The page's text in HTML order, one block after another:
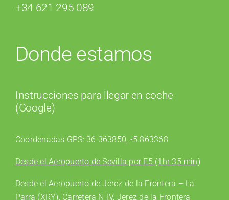
+34 621 295 089
Donde estamos
Instrucciones para llegar en coche
(Google)
Coordenadas GPS: 36.363850, -5.863368
Desde el Aeropuerto de Sevilla por E5 (1hr 35 min)
Desde el Aeropuerto de Jerez de la Frontera – La
Parra (XRY), Carretera N-IV, Jerez de la Frontera